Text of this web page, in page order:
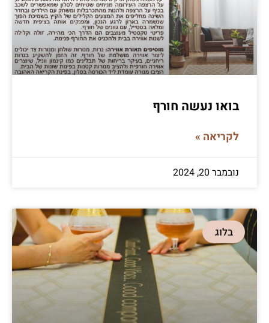
בואו נעשה חורף
לקריאה »
נובמבר 20, 2024
בלוג